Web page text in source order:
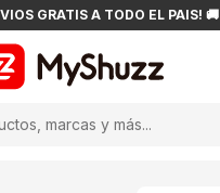
GRATIS A TODO EL PAÍS! 🚚